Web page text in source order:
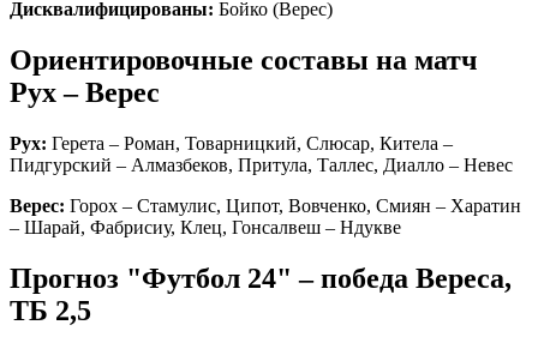
Дисквалифицированы: Бойко (Верес)
Ориентировочные составы на матч
Рух – Верес
Рух: Герета – Роман, Товарницкий, Слюсар, Китела –
Пидгурский – Алмазбеков, Притула, Таллес, Диалло – Невес
Верес: Горох – Стамулис, Ципот, Вовченко, Смиян – Харатин
– Шарай, Фабрисиу, Клец, Гонсалвеш – Ндукве
Прогноз "Футбол 24" – победа Вереса,
ТБ 2,5